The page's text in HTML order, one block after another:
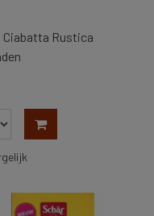
Ciabatta Rustica